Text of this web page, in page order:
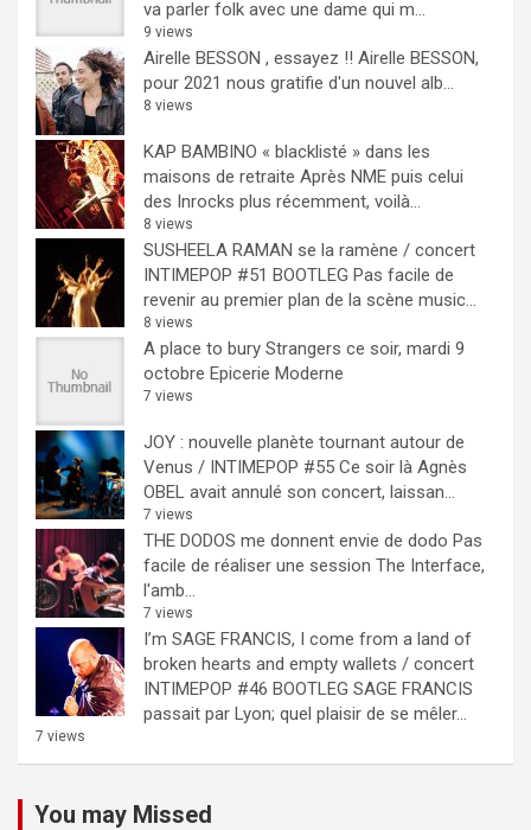
va parler folk avec une dame qui m...
9 views
Airelle BESSON , essayez !! Airelle BESSON,
pour 2021 nous gratifie d'un nouvel alb...
8 views
KAP BAMBINO « blacklisté » dans les
maisons de retraite Après NME puis celui
des Inrocks plus récemment, voilà...
8 views
SUSHEELA RAMAN se la ramène / concert
INTIMEPOP #51 BOOTLEG Pas facile de
revenir au premier plan de la scène music...
8 views
A place to bury Strangers ce soir, mardi 9
octobre Epicerie Moderne
7 views
JOY : nouvelle planète tournant autour de
Venus / INTIMEPOP #55 Ce soir là Agnès
OBEL avait annulé son concert, laissan...
7 views
THE DODOS me donnent envie de dodo Pas
facile de réaliser une session The Interface,
l'amb...
7 views
I’m SAGE FRANCIS, I come from a land of
broken hearts and empty wallets / concert
INTIMEPOP #46 BOOTLEG SAGE FRANCIS
passait par Lyon; quel plaisir de se mêler...
7 views
You may Missed